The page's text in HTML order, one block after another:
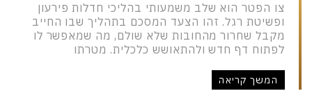
צו הפטר הוא שלב משמעותי בהליכי חדלות פירעון
ופשיטת רגל. זהו הצעד המסכם בתהליך שבו החייב
מקבל שחרור מהחובות שלא שולם, מה שמאפשר לו
לפתוח דף חדש ולהתאושש כלכלית. מטרתו
המשך קריאה